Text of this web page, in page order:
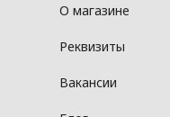
О магазине
Реквизиты
Вакансии